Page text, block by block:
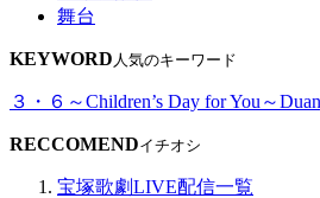
舞台
KEYWORD 人気のキーワード
３・６～Children’s Day for You～
RECCOMENDイチオシ
宝塚歌劇LIVE配信一覧